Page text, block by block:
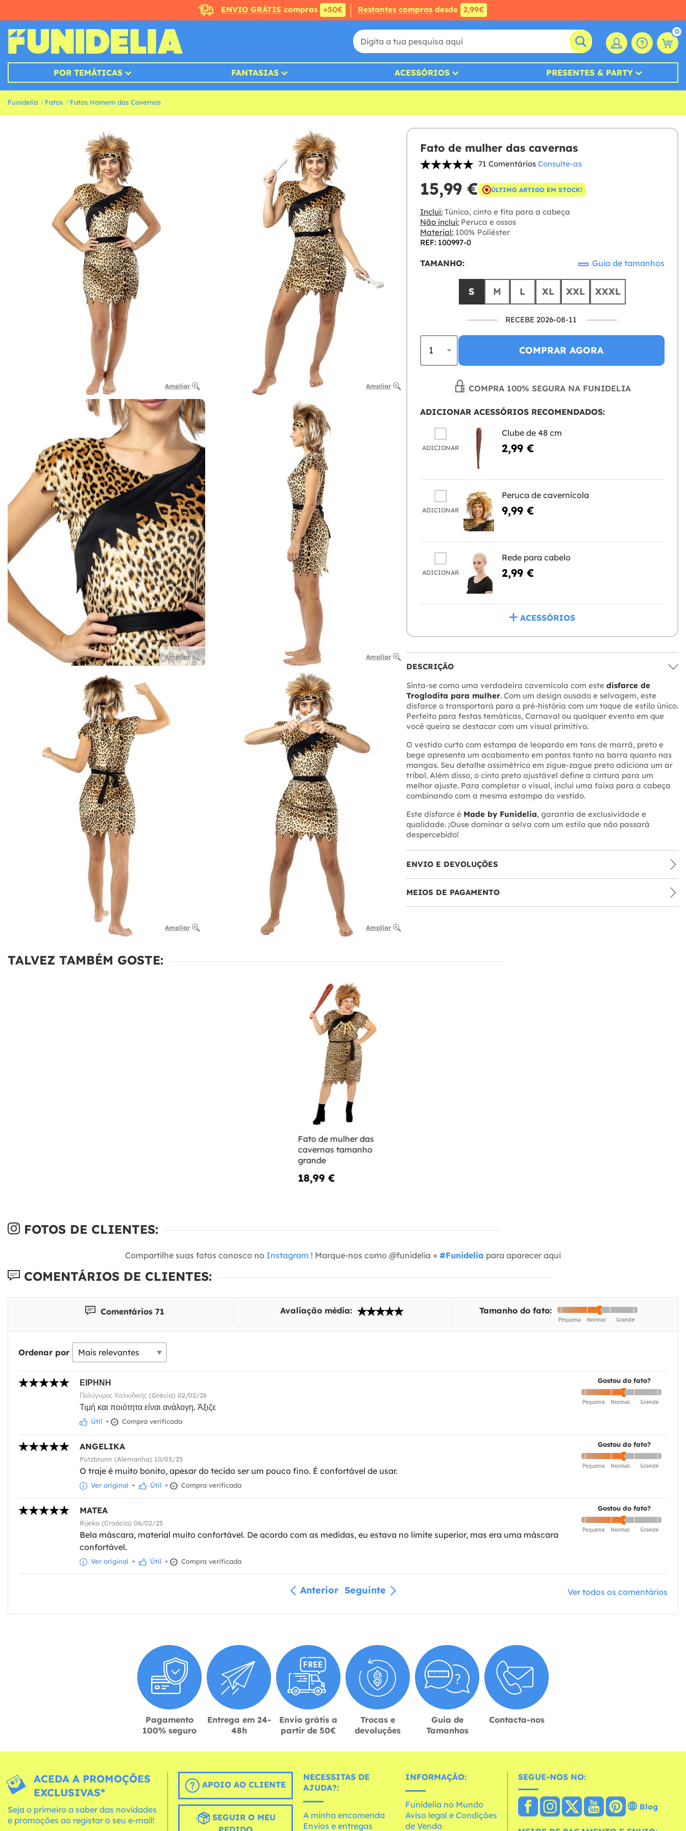
ENVIO GRÁTIS compras +50€ Restantes compras desde 2,99€
0
POR TEMÁTICAS FANTASIAS ACESSÓRIOS PRESENTES & PARTY
Funidelia Fatos Fatos Homem das Cavernas
Ampliar Ampliar
Ampliar Ampliar
Ampliar Ampliar
Fato de mulher das cavernas
71 Comentários Consulte-as
15,99 € ÚLTIMO ARTIGO EM STOCK!
Inclui:Túnica, cinto e fita para a cabeça
Não inclui:Peruca e ossos
Material:100% Poliéster
REF: 100997-0
TAMANHO: Guia de tamanhos
S M L XL XXL XXXL
RECEBE 2026-08-11
COMPRAR AGORA
COMPRA 100% SEGURA NA FUNIDELIA
ADICIONAR ACESSÓRIOS RECOMENDADOS:
ADICIONAR
Clube de 48 cm
2,99 €
ADICIONAR
Peruca de cavernícola
9,99 €
ADICIONAR
Rede para cabelo
2,99 €
ACESSÓRIOS
DESCRIÇÃO
Sinta-se como uma verdadeira cavernícola com este disfarce de
Troglodita para mulher. Com um design ousado e selvagem, este
disfarce o transportará para a pré-história com um toque de estilo único.
Perfeito para festas temáticas, Carnaval ou qualquer evento em que
você queira se destacar com um visual primitivo.
O vestido curto com estampa de leopardo em tons de marrã, preto e
bege apresenta um acabamento em pontas tanto na barra quanto nas
mangas. Seu detalhe assimétrico em zigue-zague preto adiciona um ar
tribal. Além disso, o cinto preto ajustável define a cintura para um
melhor ajuste. Para completar o visual, inclui uma faixa para a cabeça
combinando com a mesma estampa do vestido.
Este disfarce é Made by Funidelia, garantia de exclusividade e
qualidade. ¡Ouse dominar a selva com um estilo que não passará
despercebido!
ENVIO E DEVOLUÇÕES
MEIOS DE PAGAMENTO
TALVEZ TAMBÉM GOSTE:
Fato de mulher das
cavernas tamanho
grande
18,99 €
FOTOS DE CLIENTES:
Compartilhe suas fotos conosco no Instagram ! Marque-nos como @funidelia + #Funidelia para aparecer aqui
COMENTÁRIOS DE CLIENTES:
Comentários 71 Avaliação média: Tamanho do fato:
Ordenar por
Gostou do fato?
ΕΙΡΗΝΗ
Πολύγυρος Χαλκιδικής (Grécia) 02/02/26
Τιμή και ποιότητα είναι ανάλογη. Άξιζε
Útil • Compra verificada
Gostou do fato?
ANGELIKA
Putzbrunn (Alemanha) 10/03/25
O traje é muito bonito, apesar do tecido ser um pouco fino. É confortável de usar.
Ver original • Útil • Compra verificada
Gostou do fato?
MATEA
Rijeka (Croácia) 06/02/25
Bela máscara, material muito confortável. De acordo com as medidas, eu estava no limite superior, mas era uma máscara
confortável.
Ver original • Útil • Compra verificada
Anterior Seguinte Ver todos os comentários
Pagamento
100% seguro
Entrega em 24-
48h
Envio grátis a
partir de 50€
Trocas e
devoluções
Guia de
Tamanhos
Contacta-nos
ACEDA A PROMOÇÕES
EXCLUSIVAS*
Seja o primeiro a saber das novidades
e promoções ao registar o seu e-mail!
APOIO AO CLIENTE
SEGUIR O MEU
NECESSITAS DE
AJUDA?:
A minha encomenda
Envios e entregas
INFORMAÇÃO:
Funidelia no Mundo
Aviso legal e Condições
de Venda
SEGUE-NOS NO:
Blog